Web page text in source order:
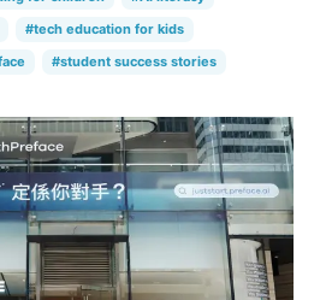
#tech education for kids
#student success stories